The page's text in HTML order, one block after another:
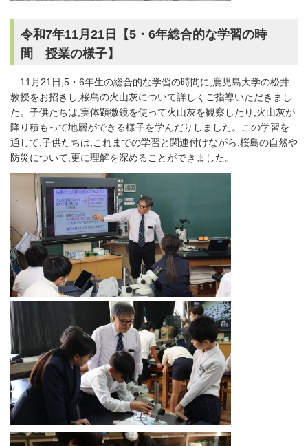
令和7年11月21日【5・6年総合的な学習の時
間 授業の様子】
11月21日,5・6年生の総合的な学習の時間に,鹿児島大学の松井
教授をお招きし,桜島の火山灰について詳しくご指導いただきまし
た。子供たちは,実体顕微鏡を使って火山灰を観察したり,火山灰が
降り積もって地層ができる様子を学んだりしました。この学習を
通して,子供たちは,これまでの学習と関連付けながら,桜島の自然や
防災について,更に理解を深めることができました。